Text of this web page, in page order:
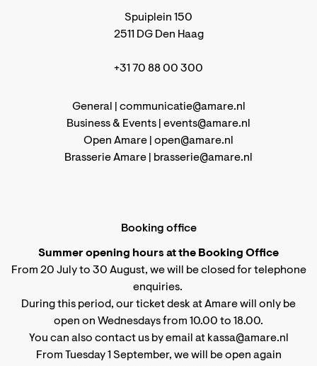
Spuiplein 150
2511 DG Den Haag
+31 70 88 00 300
General | communicatie@amare.nl
Business & Events | events@amare.nl
Open Amare | open@amare.nl
Brasserie Amare |
brasserie@amare.nl
Booking office
Summer opening hours at the Booking Office
From 20 July to 30 August, we will be closed for telephone
enquiries.
During this period, our ticket desk at Amare will only be
open on Wednesdays from 10.00 to 18.00.
You can also contact us by email at kassa@amare.nl
From Tuesday 1 September, we will be open again